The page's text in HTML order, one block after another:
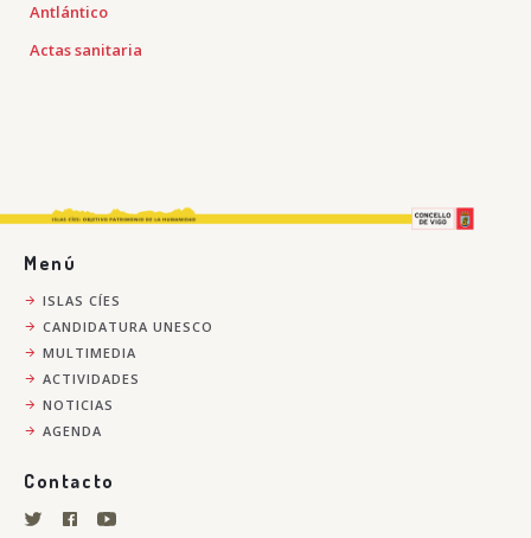
Antlántico
Actas sanitaria
Menú
ISLAS CÍES
CANDIDATURA UNESCO
MULTIMEDIA
ACTIVIDADES
NOTICIAS
AGENDA
Contacto